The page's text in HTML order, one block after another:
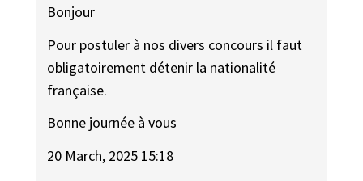
Bonjour
Pour postuler à nos divers concours il faut
obligatoirement détenir la nationalité
française.
Bonne journée à vous
20 March, 2025 15:18